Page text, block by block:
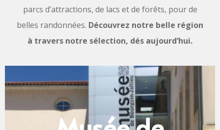
parcs d’attractions, de lacs et de forêts, pour de
belles randonnées. Découvrez notre belle région
à travers notre sélection, dés aujourd’hui.